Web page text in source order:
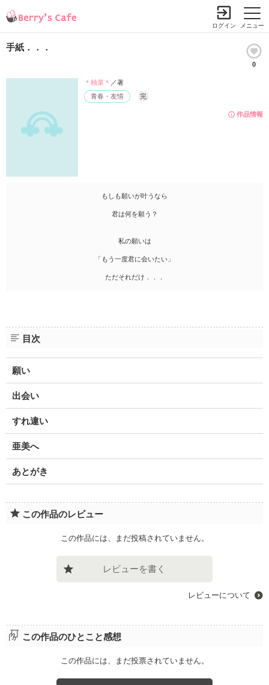
メニュー
ログイン
手紙．．．
0
作品情報
青春・友情 完
＊柚菜＊ ／著
もしも願いが叶うなら
君は何を願う？
私の願いは
「もう一度君に会いたい」
ただそれだけ．．．
目次
願い
出会い
すれ違い
亜美へ
あとがき
この作品のレビュー
この作品には、まだ投稿されていません。
レビューを書く
レビューについて
この作品のひとこと感想
この作品には、まだ投票されていません。